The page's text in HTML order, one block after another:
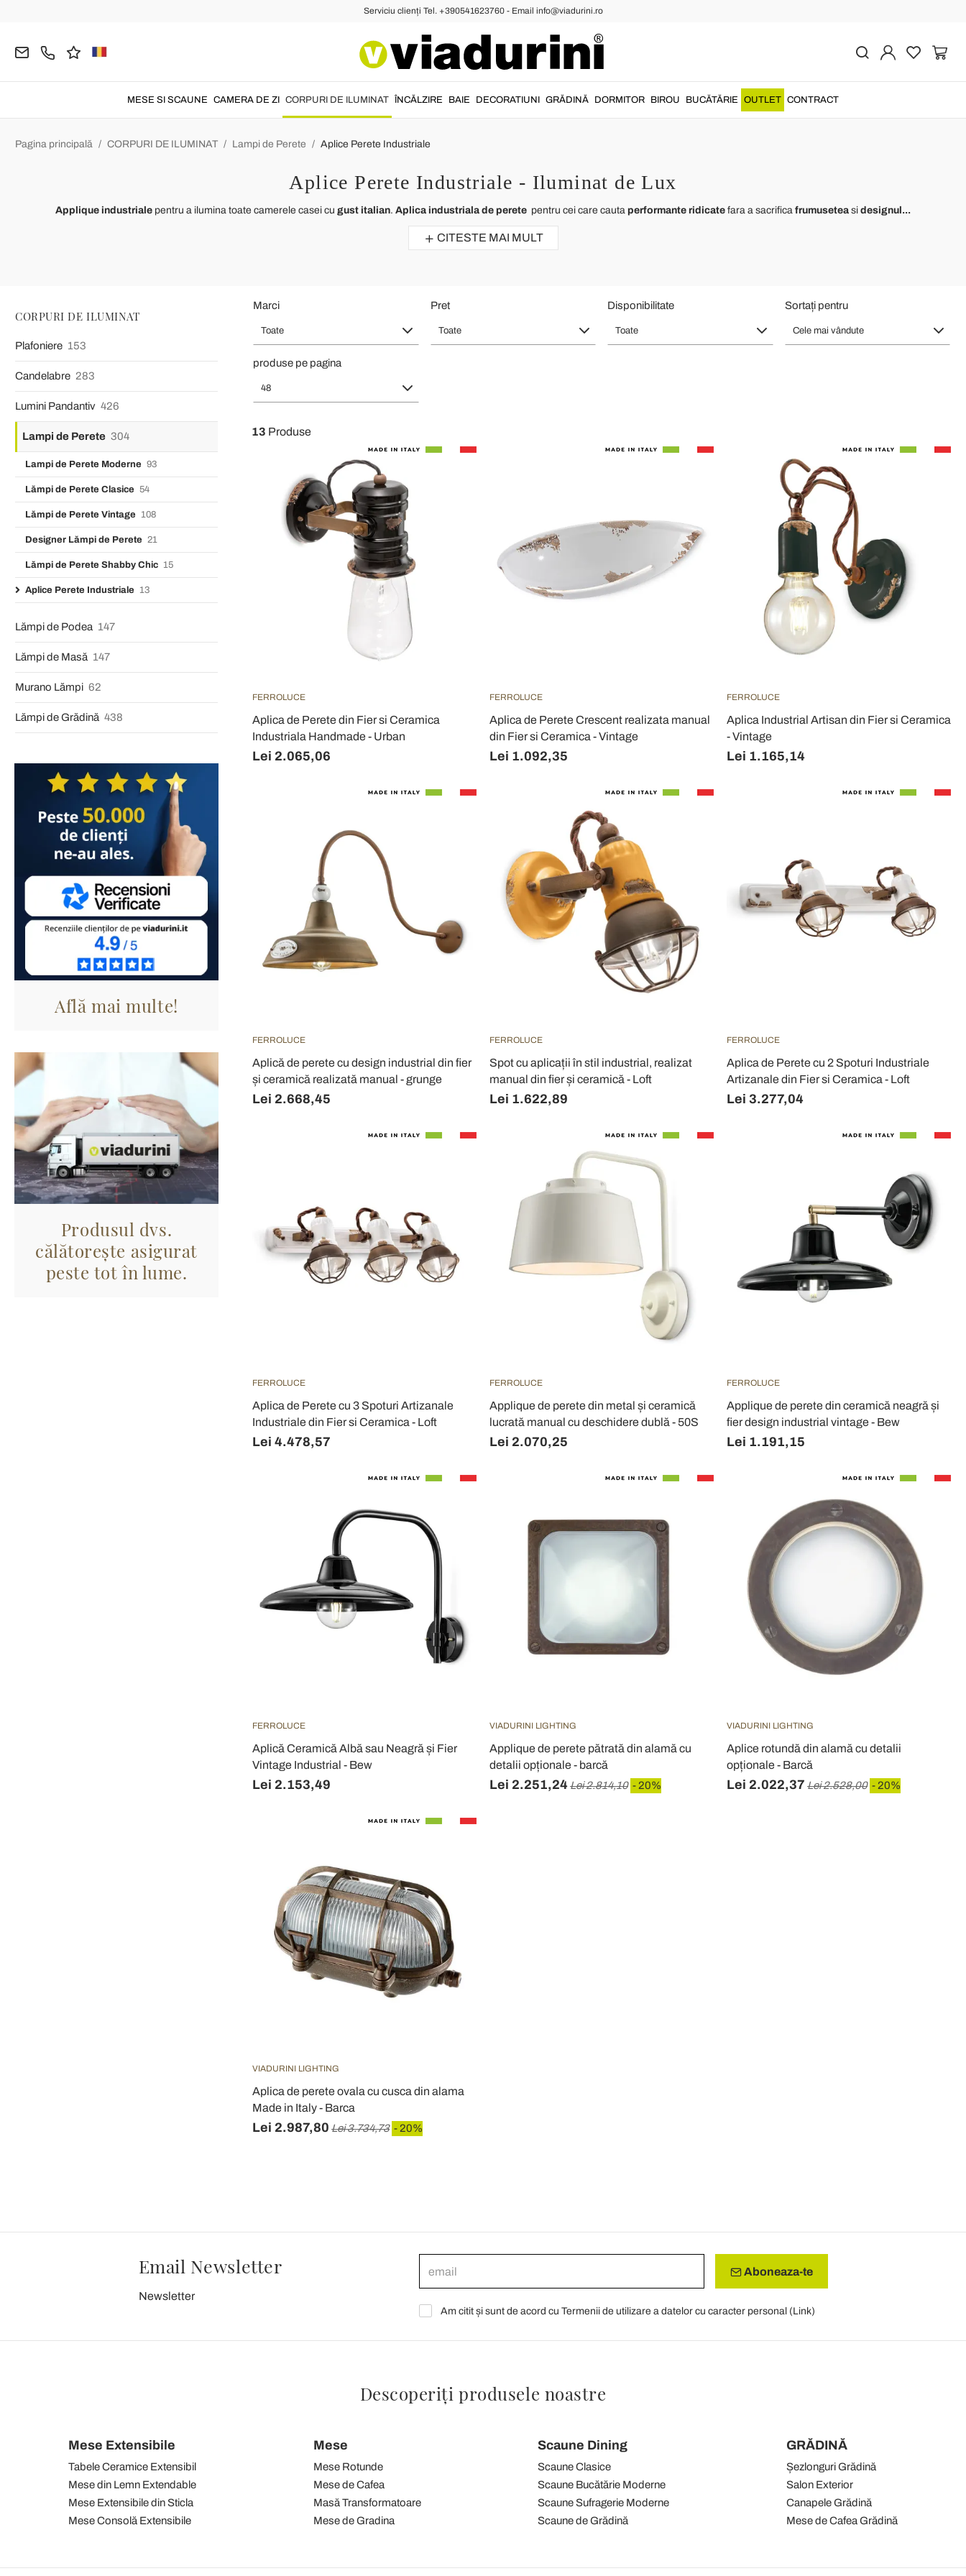
Serviciu clienți Tel. +390541623760 - Email info@viadurini.ro
MESE SI SCAUNE CAMERA DE ZI CORPURI DE ILUMINAT ÎNCĂLZIRE BAIE DECORATIUNI GRĂDINĂ DORMITOR BIROU BUCĂTĂRIE OUTLET CONTRACT
Pagina principală CORPURI DE ILUMINAT Lampi de Perete Aplice Perete Industriale
Aplice Perete Industriale - Iluminat de Lux
Applique industriale pentru a ilumina toate camerele casei cu gust italian. Aplica industriala de perete pentru cei care cauta performante ridicate fara a sacrifica frumusetea si designul...
CITESTE MAI MULT
CORPURI DE ILUMINAT
Plafoniere 153
Candelabre 283
Lumini Pandantiv 426
Lampi de Perete 304
Lampi de Perete Moderne 93
Lămpi de Perete Clasice 54
Lămpi de Perete Vintage 108
Designer Lămpi de Perete 21
Lămpi de Perete Shabby Chic 15
Aplice Perete Industriale 13
Lămpi de Podea 147
Lămpi de Masă 147
Murano Lămpi 62
Lămpi de Grădină 438
Află mai multe!
Produsul dvs.
călătorește asigurat
peste tot în lume.
Marci
Toate
Pret
Toate
Disponibilitate
Toate
Sortați pentru
Cele mai vândute
produse pe pagina
48
13 Produse
FERROLUCE
Aplica de Perete din Fier si Ceramica
Industriala Handmade - Urban
Lei 2.065,06
FERROLUCE
Aplica de Perete Crescent realizata manual
din Fier si Ceramica - Vintage
Lei 1.092,35
FERROLUCE
Aplica Industrial Artisan din Fier si Ceramica
- Vintage
Lei 1.165,14
FERROLUCE
Aplică de perete cu design industrial din fier
și ceramică realizată manual - grunge
Lei 2.668,45
FERROLUCE
Spot cu aplicații în stil industrial, realizat
manual din fier și ceramică - Loft
Lei 1.622,89
FERROLUCE
Aplica de Perete cu 2 Spoturi Industriale
Artizanale din Fier si Ceramica - Loft
Lei 3.277,04
FERROLUCE
Aplica de Perete cu 3 Spoturi Artizanale
Industriale din Fier si Ceramica - Loft
Lei 4.478,57
FERROLUCE
Applique de perete din metal și ceramică
lucrată manual cu deschidere dublă - 50S
Lei 2.070,25
FERROLUCE
Applique de perete din ceramică neagră și
fier design industrial vintage - Bew
Lei 1.191,15
FERROLUCE
Aplică Ceramică Albă sau Neagră și Fier
Vintage Industrial - Bew
Lei 2.153,49
VIADURINI LIGHTING
Applique de perete pătrată din alamă cu
detalii opționale - barcă
Lei 2.251,24Lei 2.814,10 - 20%
VIADURINI LIGHTING
Aplice rotundă din alamă cu detalii
opționale - Barcă
Lei 2.022,37 Lei 2.528,00 - 20%
VIADURINI LIGHTING
Aplica de perete ovala cu cusca din alama
Made in Italy - Barca
Lei 2.987,80 Lei 3.734,73 - 20%
Email Newsletter
Newsletter
Aboneaza-te
Am citit și sunt de acord cu Termenii de utilizare a datelor cu caracter personal (Link)
Descoperiți produsele noastre
Mese Extensibile
Tabele Ceramice Extensibil
Mese din Lemn Extendable
Mese Extensibile din Sticla
Mese Consolă Extensibile
Mese
Mese Rotunde
Mese de Cafea
Masă Transformatoare
Mese de Gradina
Scaune Dining
Scaune Clasice
Scaune Bucătărie Moderne
Scaune Sufragerie Moderne
Scaune de Grădină
GRĂDINĂ
Șezlonguri Grădină
Salon Exterior
Canapele Grădină
Mese de Cafea Grădină